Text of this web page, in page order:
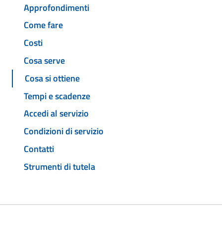
Approfondimenti
Come fare
Costi
Cosa serve
Cosa si ottiene
Tempi e scadenze
Accedi al servizio
Condizioni di servizio
Contatti
Strumenti di tutela